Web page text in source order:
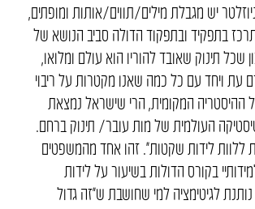
יש מגבלת מילים/תווים/אותות ומופתים,
בתפקיד ובתפקוד הדולה סביב הנושא של
שכל תינוק שאובד להוריו הוא עולם ומלואו,
ויחד עם כל כמה שאנו מקטרות על ריבוי
ההיסטריה המקומית, הרי שישראל נמצאת
העולמית של מות עובר/ תינוק ברחם.
ללוות לידות שקטות״. זהו אחד מהמשפטים
בקורס הדולות בשיעור על לידות
לגיטימציה למי שחושבת ש״זה גדול